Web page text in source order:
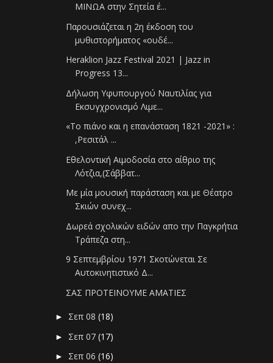
ΜΙΝΩΑ στην Σητεία έ...
Παρουσιάζεται η 2η έκδοση του
μυθιστορήματος «ουδέ...
Heraklion Jazz Festival 2021 | Jazz in
Progress 13...
Δήλωση Υφυπουργού Ναυτιλίας για
Εκσυγχρονισμό Λιμε...
«Το πιάνο και η επανάσταση 1821 -2021» :
,Ρεσιτάλ ...
Εθελοντική Αιμοδοσία στο αίθριο της
Λότζια,(Σάββατ...
Με μία μουσική παράσταση και με Θέατρο
Σκιών συνεχ...
Δωρεά σχολικών ειδών απο την Παγκρήτια
Τράπεζα στη...
9 Σεπτεμβρίου 1971 Σκοτώνεται Σε
Αυτοκινητιστικό Δ...
ΣΑΣ ΠΡΟΤΕΙΝΟΥΜΕ ΑΜΑΤΙΕΣ
► Σεπ 08(18)
► Σεπ 07(17)
► Σεπ 06(16)